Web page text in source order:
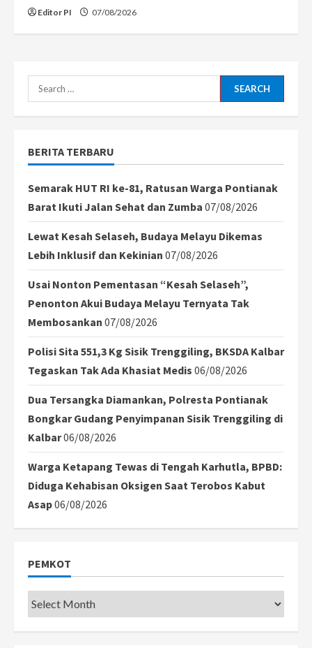
Editor PI 07/08/2026
Search
for:
BERITA TERBARU
Semarak HUT RI ke-81, Ratusan Warga Pontianak
Barat Ikuti Jalan Sehat dan Zumba 07/08/2026
Lewat Kesah Selaseh, Budaya Melayu Dikemas
Lebih Inklusif dan Kekinian 07/08/2026
Usai Nonton Pementasan “Kesah Selaseh”,
Penonton Akui Budaya Melayu Ternyata Tak
Membosankan 07/08/2026
Polisi Sita 551,3 Kg Sisik Trenggiling, BKSDA Kalbar
Tegaskan Tak Ada Khasiat Medis 06/08/2026
Dua Tersangka Diamankan, Polresta Pontianak
Bongkar Gudang Penyimpanan Sisik Trenggiling di
Kalbar06/08/2026
Warga Ketapang Tewas di Tengah Karhutla, BPBD:
Diduga Kehabisan Oksigen Saat Terobos Kabut
Asap06/08/2026
PEMKOT
Pemkot